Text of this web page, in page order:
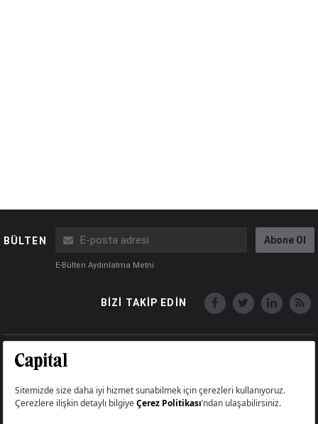
BÜLTEN Abone Ol
E-Bülten Aydınlatma Metni
BİZİ TAKİP EDİN
Big Medya Teknoloji A.Ş.
Üsküdar İstanbul Turkey